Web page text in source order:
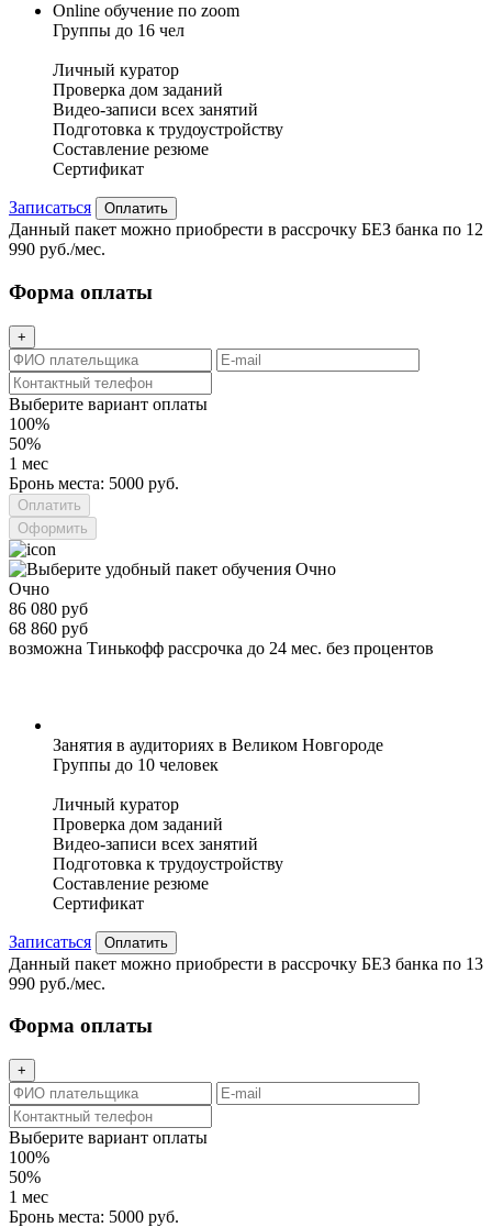
Online обучение по zoom
Группы до 16 чел
Личный куратор
Проверка дом заданий
Видео-записи всех занятий
Подготовка к трудоустройству
Составление резюме
Сертификат
Записаться Оплатить
Данный пакет можно приобрести в рассрочку БЕЗ банка по 12
990 руб./мес.
Форма оплаты
+
Выберите вариант оплаты
100%
50%
1 мес
Бронь места: 5000 руб.
Оформить
Очно
86 080 руб
68 860 руб
возможна Тинькофф рассрочка до 24 мес. без процентов
Занятия в аудиториях в Великом Новгороде
Группы до 10 человек
Личный куратор
Проверка дом заданий
Видео-записи всех занятий
Подготовка к трудоустройству
Составление резюме
Сертификат
Записаться Оплатить
Данный пакет можно приобрести в рассрочку БЕЗ банка по 13
990 руб./мес.
Форма оплаты
+
Выберите вариант оплаты
100%
50%
1 мес
Бронь места: 5000 руб.